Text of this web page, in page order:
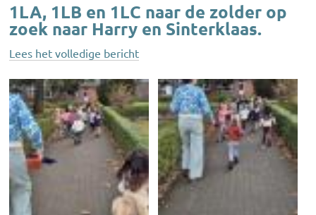
1LA, 1LB en 1LC naar de zolder op
zoek naar Harry en Sinterklaas.
Lees het volledige bericht